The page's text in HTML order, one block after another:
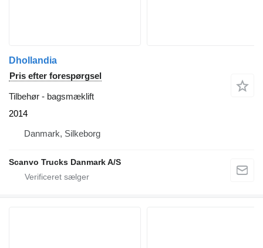
Dhollandia
Pris efter forespørgsel
Tilbehør - bagsmæklift
2014
Danmark, Silkeborg
Scanvo Trucks Danmark A/S